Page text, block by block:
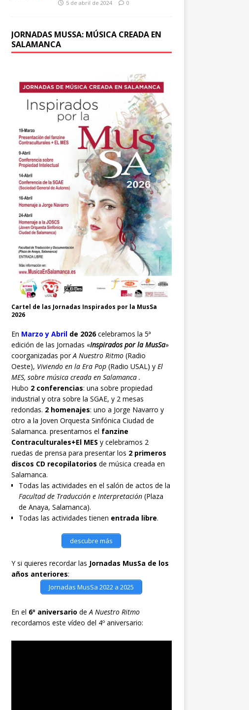
5 de abril de 2024 0
JORNADAS MUSSA: MÚSICA CREADA EN
SALAMANCA
Cartel de las Jornadas Inspirados por la MusSa
2026
En Marzo y Abril de 2026celebramos la 5ª
edición de las Jornadas «Inspirados por la MusSa»
coorganizadas porA Nuestro Ritmo(Radio
Oeste), Viviendo en la Era Pop(Radio USAL) y El
MES, sobre música creada en Salamanca .
Hubo 2 conferencias: una sobre propiedad
industrial y otra sobre la SGAE, y 2 mesas
redondas. 2 homenajes: uno a Jorge Navarro y
otro a la Joven Orquesta Sinfónica Ciudad de
Salamanca. presentamos el fanzine
Contraculturales+El MES y celebramos 2
ruedas de prensa para presentar los 2 primeros
discos CD recopilatorios de música creada en
Salamanca.
Todas las actividades en el salón de actos de la
Facultad de Traducción e Interpretación(Plaza
de Anaya, Salamanca).
Todas las actividades tienen entrada libre.
descubre más
Y si quieres recordar las Jornadas MusSa de los
años anteriores:
Jornadas MusSa 2022 a 2025
En el 6º aniversario deA Nuestro Ritmo
recordamos este vídeo del 4º aniversario: